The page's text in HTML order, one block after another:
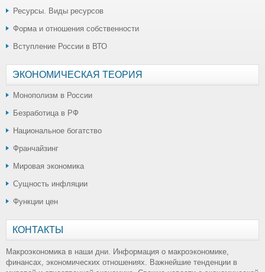
Ресурсы. Виды ресурсов
Форма и отношения собственности
Вступление России в ВТО
ЭКОНОМИЧЕСКАЯ ТЕОРИЯ
Монополизм в России
Безработица в РФ
Национальное богатство
Франчайзинг
Мировая экономика
Сущность инфляции
Функции цен
КОНТАКТЫ
Макроэкономика в наши дни. Информация о макроэкономике,
финансах, экономических отношениях. Важнейшие тенденции в